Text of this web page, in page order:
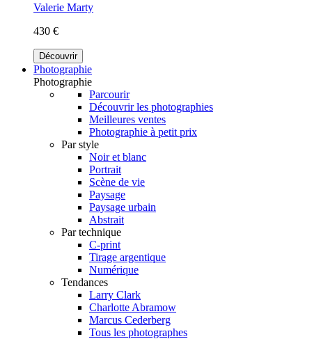
Valerie Marty
430 €
Découvrir
Photographie
Photographie
Parcourir
Découvrir les photographies
Meilleures ventes
Photographie à petit prix
Par style
Noir et blanc
Portrait
Scène de vie
Paysage
Paysage urbain
Abstrait
Par technique
C-print
Tirage argentique
Numérique
Tendances
Larry Clark
Charlotte Abramow
Marcus Cederberg
Tous les photographes